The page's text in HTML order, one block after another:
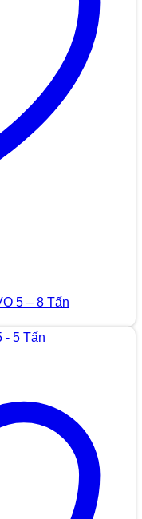
5 – 8 Tấn